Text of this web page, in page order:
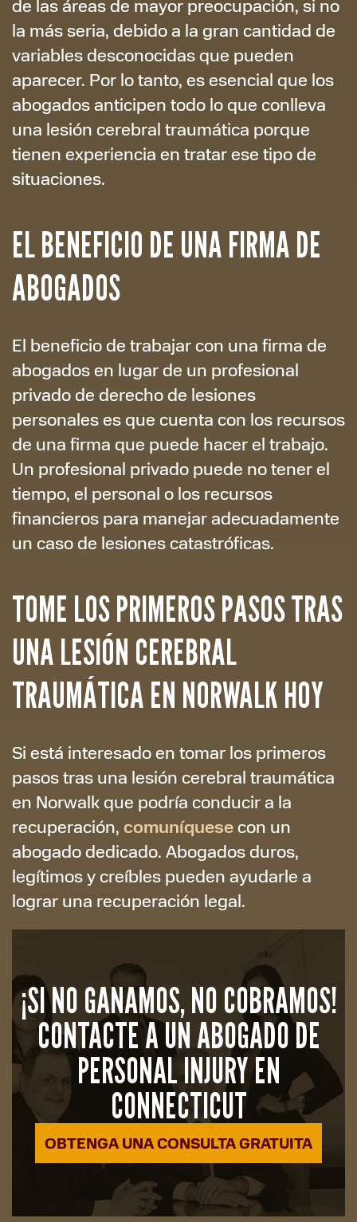
de las áreas de mayor preocupación, si no
la más seria, debido a la gran cantidad de
variables desconocidas que pueden
aparecer. Por lo tanto, es esencial que los
abogados anticipen todo lo que conlleva
una lesión cerebral traumática porque
tienen experiencia en tratar ese tipo de
situaciones.
EL BENEFICIO DE UNA FIRMA DE
ABOGADOS
El beneficio de trabajar con una firma de
abogados en lugar de un profesional
privado de derecho de lesiones
personales es que cuenta con los recursos
de una firma que puede hacer el trabajo.
Un profesional privado puede no tener el
tiempo, el personal o los recursos
financieros para manejar adecuadamente
un caso de lesiones catastróficas.
TOME LOS PRIMEROS PASOS TRAS
UNA LESIÓN CEREBRAL
TRAUMÁTICA EN NORWALK HOY
Si está interesado en tomar los primeros
pasos tras una lesión cerebral traumática
en Norwalk que podría conducir a la
recuperación, comuníquesecon un
abogado dedicado. Abogados duros,
legítimos y creíbles pueden ayudarle a
lograr una recuperación legal.
¡SI NO GANAMOS, NO COBRAMOS!
CONTACTE A UN ABOGADO DE
PERSONAL INJURY EN
CONNECTICUT
OBTENGA UNA CONSULTA GRATUITA